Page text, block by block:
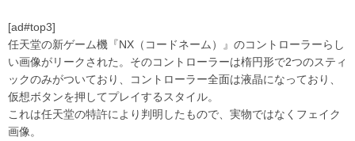
[ad#top3]
任天堂の新ゲーム機『NX（コードネーム）』のコントローラーらし
い画像がリークされた。そのコントローラーは楕円形で2つのスティ
ックのみがついており、コントローラー全面は液晶になっており、
仮想ボタンを押してプレイするスタイル。
これは任天堂の特許により判明したもので、実物ではなくフェイク
画像。